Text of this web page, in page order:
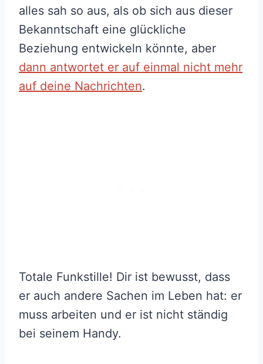
alles sah so aus, als ob sich aus dieser
Bekanntschaft eine glückliche
Beziehung entwickeln könnte, aber
dann antwortet er auf einmal nicht mehr
auf deine Nachrichten.
Totale Funkstille! Dir ist bewusst, dass
er auch andere Sachen im Leben hat: er
muss arbeiten und er ist nicht ständig
bei seinem Handy.